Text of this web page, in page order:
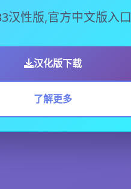
汉性版,官方中文版入口
汉化版下载
了解更多